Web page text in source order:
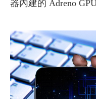
器內建的 Adreno